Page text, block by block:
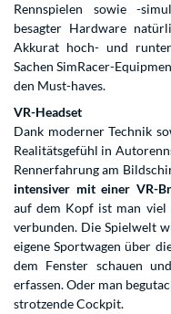
Rennspielen sowie -
besagter Hardware
Akkurat hoch- und
Sachen SimRacer-
den Must-haves.
VR-Headset
Dank moderner Technik
Realitätsgefühl in
Rennerfahrung am
intensiver mit einer VR-
auf dem Kopf ist man viel
verbunden. Die Spielwelt
eigene Sportwagen über
dem Fenster schauen
erfassen. Oder man
strotzende Cockpit.